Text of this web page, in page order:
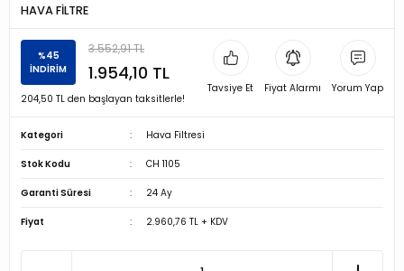
HAVA FİLTRE
%45
İNDİRİM
3.552,91 TL
1.954,10 TL
204,50 TL den başlayan taksitlerle!
Tavsiye Et Fiyat Alarmı Yorum Yap
Kategori Hava Filtresi
Stok Kodu CH 1105
Garanti Süresi 24 Ay
Fiyat 2.960,76 TL + KDV